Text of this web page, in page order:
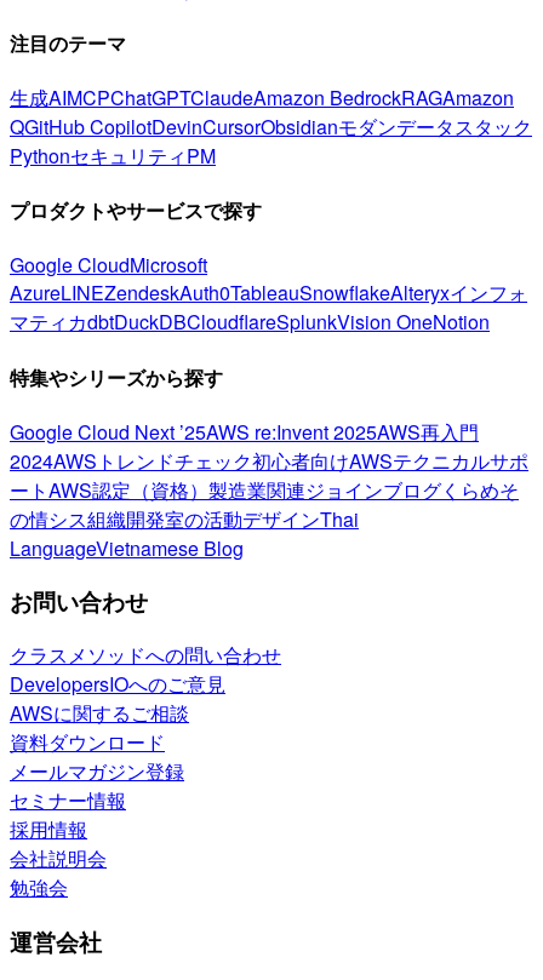
注目のテーマ
生成AIMCPChatGPTClaudeAmazon BedrockRAGAmazon
QGitHub CopilotDevinCursorObsidianモダンデータスタック
PythonセキュリティPM
プロダクトやサービスで探す
Google CloudMicrosoft
AzureLINEZendeskAuth0TableauSnowflakeAlteryxインフォ
マティカdbtDuckDBCloudflareSplunkVision OneNotion
特集やシリーズから探す
Google Cloud Next ’25AWS re:Invent 2025AWS再入門
2024AWSトレンドチェック初心者向けAWSテクニカルサポ
ートAWS認定（資格） 製造業関連ジョインブログくらめそ
の情シス組織開発室の活動デザインThai
LanguageVietnamese Blog
お問い合わせ
クラスメソッドへの問い合わせ
DevelopersIOへのご意見
AWSに関するご相談
資料ダウンロード
メールマガジン登録
セミナー情報
採用情報
会社説明会
勉強会
運営会社